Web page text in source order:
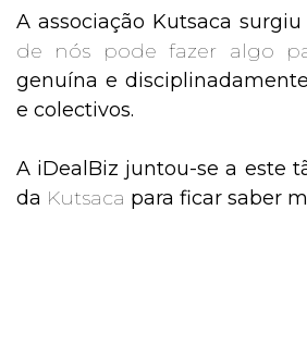
A associação Kutsaca surgiu
de nós pode fazer algo
genuína e
e colectivos.
A iDealBiz juntou-se a este
da Kutsaca para ficar saber